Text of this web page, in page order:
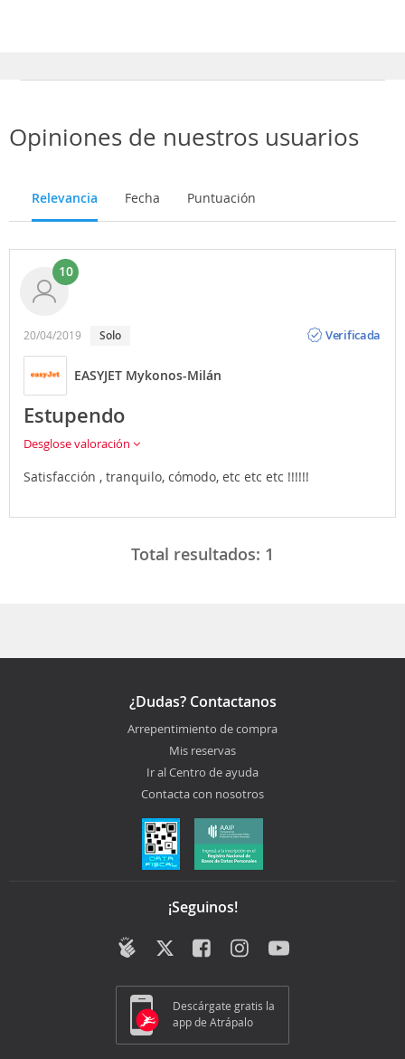
Opiniones de nuestros usuarios
Relevancia Fecha Puntuación
10
20/04/2019 Solo
Verificada
EASYJET Mykonos-Milán
Estupendo
Desglose valoración
Satisfacción , tranquilo, cómodo, etc etc etc !!!!!!
Total resultados: 1
¿Dudas? Contactanos
Arrepentimiento de compra
Mis reservas
Ir al Centro de ayuda
Contacta con nosotros
¡Seguinos!
Descárgate gratis la
app de Atrápalo